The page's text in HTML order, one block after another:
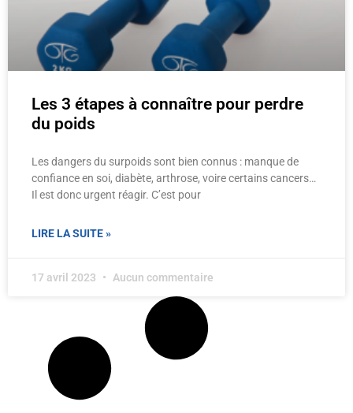
Les 3 étapes à connaître pour perdre
du poids
Les dangers du surpoids sont bien connus : manque de
confiance en soi, diabète, arthrose, voire certains cancers…
Il est donc urgent réagir. C’est pour
LIRE LA SUITE »
17 avril 2023 Aucun commentaire